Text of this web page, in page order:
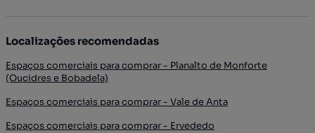
Localizações recomendadas
Espaços comerciais para comprar - Planalto de Monforte
(Oucidres e Bobadela)
Espaços comerciais para comprar - Vale de Anta
Espaços comerciais para comprar - Ervededo